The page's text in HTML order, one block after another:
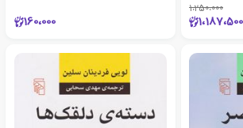
1،250،000
1،187،500 160،000